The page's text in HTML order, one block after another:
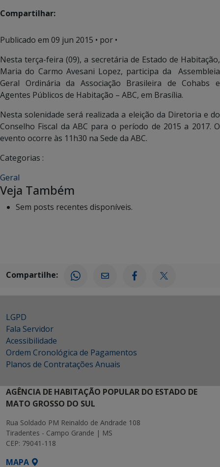
Compartilhar:
Publicado em 09 jun 2015 • por •
Nesta terça-feira (09), a secretária de Estado de Habitação,
Maria do Carmo Avesani Lopez, participa da Assembleia
Geral Ordinária da Associação Brasileira de Cohabs e
Agentes Públicos de Habitação – ABC, em Brasília.
Nesta solenidade será realizada a eleição da Diretoria e do
Conselho Fiscal da ABC para o período de 2015 a 2017. O
evento ocorre às 11h30 na Sede da ABC.
Categorias :
Geral
Veja Também
Sem posts recentes disponíveis.
Compartilhe:
LGPD
Fala Servidor
Acessibilidade
Ordem Cronológica de Pagamentos
Planos de Contratações Anuais
AGÊNCIA DE HABITAÇÃO POPULAR DO ESTADO DE
MATO GROSSO DO SUL
Rua Soldado PM Reinaldo de Andrade 108
Tiradentes - Campo Grande | MS
CEP: 79041-118
MAPA